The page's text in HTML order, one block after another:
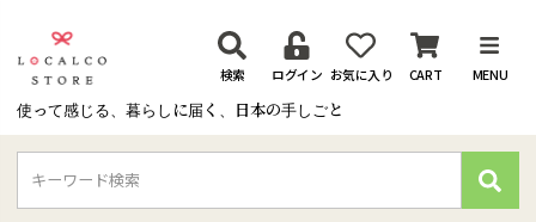
使って感じる、暮らしに届く、日本の手しごと
検索 ログイン お気に入り CART MENU
検
索